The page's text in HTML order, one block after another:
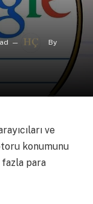
By
ve
konumunu
fazla para